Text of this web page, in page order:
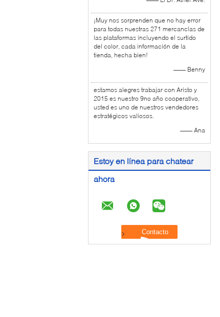
¡Muy nos sorprenden que no hay error
para todas nuestras 271 mercancías de
las plataformas incluyendo el surtido
del color, cada información de la
tienda, hecha bien!
—— Benny
estamos alegres trabajar con Aristo y
2015 es nuestro 9no año cooperativo,
usted es uno de nuestros vendedores
estratégicos valiosos.
—— Ana
Estoy en línea para chatear
ahora